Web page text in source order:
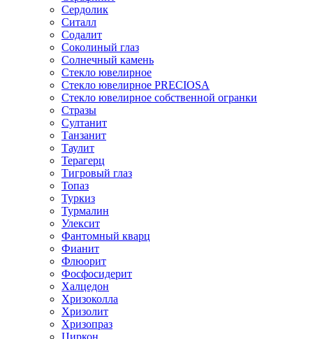
Сердолик
Ситалл
Содалит
Соколиный глаз
Солнечный камень
Стекло ювелирное
Стекло ювелирное PRECIOSA
Стекло ювелирное собственной огранки
Стразы
Султанит
Танзанит
Таулит
Терагерц
Тигровый глаз
Топаз
Туркиз
Турмалин
Улексит
Фантомный кварц
Фианит
Флюорит
Фосфосидерит
Халцедон
Хризоколла
Хризолит
Хризопраз
Циркон